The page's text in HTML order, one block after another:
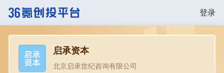
登录
启承资本
北京启承世纪咨询有限公司